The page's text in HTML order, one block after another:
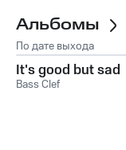
Альбомы
По дате выхода
It's good but sad
Bass Clef